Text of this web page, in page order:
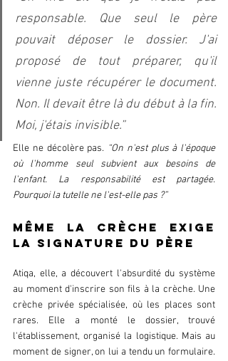
responsable. Que seul le père
pouvait déposer le dossier. J'ai
proposé de tout préparer, qu'il
vienne juste récupérer le document.
Non. Il devait être là du début à la fin.
Moi, j'étais invisible.”
Elle ne décolère pas. “On n'est plus à l'époque
où l'homme seul subvient aux besoins de
l'enfant. La responsabilité est partagée.
Pourquoi la tutelle ne l'est-elle pas ?”
Même la crèche exige
la signature du père
Atiqa, elle, a découvert l'absurdité du système
au moment d'inscrire son fils à la crèche. Une
crèche privée spécialisée, où les places sont
rares. Elle a monté le dossier, trouvé
l'établissement, organisé la logistique. Mais au
moment de signer, on lui a tendu un formulaire.